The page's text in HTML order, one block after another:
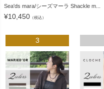
Sea'ds mara/シーズマーラ Shackle m...
¥10,450 （税込）
3